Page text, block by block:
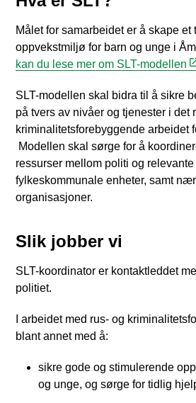
Målet for samarbeidet er å skape et
oppvekstmiljø for barn og unge i
kan du lese mer om SLT-modellen
SLT-modellen skal bidra til å sikre
på tvers av nivåer og tjenester i det
kriminalitetsforebyggende arbeidet
Modellen skal sørge for å
ressurser mellom politi og
fylkeskommunale enheter, samt
organisasjoner.
Slik jobber vi
SLT-koordinator er kontaktleddet
politiet.
I arbeidet med rus- og
blant annet med å:
sikre gode og stimulerende
og unge, og sørge for tidlig